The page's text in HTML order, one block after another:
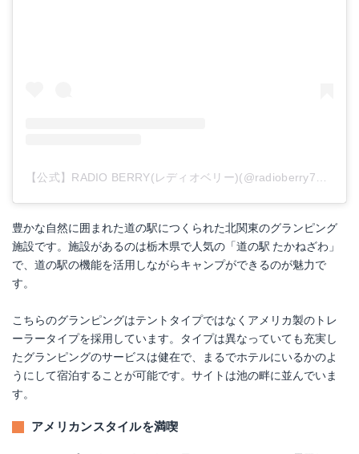
豊かな自然に囲まれた道の駅につくられた北関東のグランピング
施設です。施設があるのは栃木県で人気の「道の駅 たかねざわ」
で、道の駅の機能を活用しながらキャンプができるのが魅力で
す。
こちらのグランピングはテントタイプではなくアメリカ製のトレ
ーラータイプを採用しています。タイプは異なっていても充実し
たグランピングのサービスは健在で、まるでホテルにいるかのよ
うにして宿泊することが可能です。サイトは池の畔に並んでいま
す。
アメリカンスタイルを満喫